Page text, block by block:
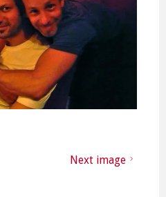
Next image